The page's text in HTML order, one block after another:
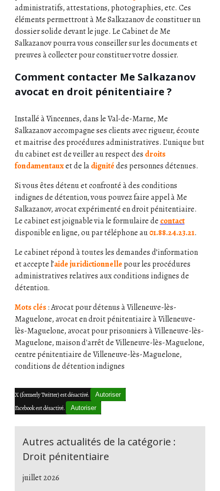
administratifs, attestations, photographies, etc. Ces
éléments permettront à Me Salkazanov de constituer un
dossier solide devant le juge. Le Cabinet de Me
Salkazanov pourra vous conseiller sur les documents et
preuves à collecter pour constituer votre dossier.
Comment contacter Me Salkazanov
avocat en droit pénitentiaire ?
Installé à Vincennes, dans le Val-de-Marne, Me
Salkazanov accompagne ses clients avec rigueur, écoute
et maitrise des procédures administratives. L’unique but
du cabinet est de veiller au respect des droits
fondamentauxet de ladignitédes personnes détenues.
Si vous êtes détenu et confronté à des conditions
indignes de détention, vous pouvez faire appel à Me
Salkazanov, avocat expérimenté en droit pénitentiaire.
Le cabinet est joignable via le formulaire de contact
disponible en ligne, ou par téléphone au01.88.24.23.21.
Le cabinet répond à toutes les demandes d’information
et accepte l’aide juridictionnelle pour les procédures
administratives relatives aux conditions indignes de
détention.
Mots clés: Avocat pour détenus à Villeneuve-lès-
Maguelone, avocat en droit pénitentiaire à Villeneuve-
lès-Maguelone, avocat pour prisonniers à Villeneuve-lès-
Maguelone, maison d'arrêt de Villeneuve-lès-Maguelone,
centre pénitentiaire de Villeneuve-lès-Maguelone,
conditions de détention indignes
X (formerly Twitter) est désactivé. Autoriser
Facebook est désactivé. Autoriser
Autres actualités de la catégorie :
Droit pénitentiaire
juillet 2026